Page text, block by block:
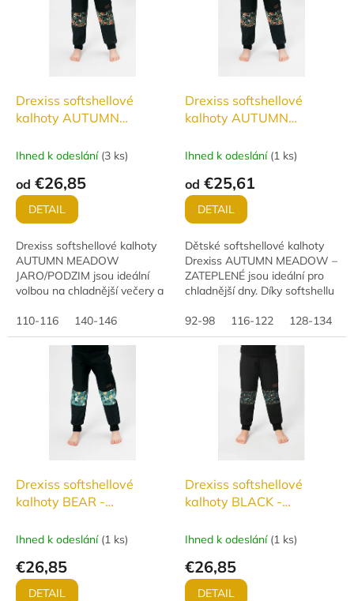
Drexiss softshellové
kalhoty AUTUMN
Ihned k odeslání (3 ks)
od €26,85
DETAIL
Drexiss softshellové kalhoty
AUTUMN MEADOW
JARO/PODZIM jsou ideální
volbou na chladnější večery a
větruodolné a paropropustné
s hodnotami 18 000 vodního...
110-116 140-146
Drexiss softshellové
kalhoty AUTUMN
Ihned k odeslání (1 ks)
od €25,61
DETAIL
Dětské softshellové kalhoty
Drexiss AUTUMN MEADOW –
ZATEPLENÉ jsou ideální pro
chladnější dny. Díky softshellu
mm a paropropustností 3 000
g/m²/24h jsou...
92-98 116-122 128-134
Drexiss softshellové
kalhoty BEAR -
Ihned k odeslání (1 ks)
€26,85
DETAIL
Drexiss softshellové
kalhoty BLACK -
Ihned k odeslání (1 ks)
€26,85
DETAIL